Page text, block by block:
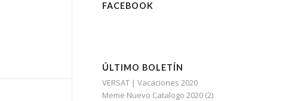
FACEBOOK
ÚLTIMO BOLETÍN
VERSAT | Vacaciones 2020
Meme Nuevo Catalogo 2020 (2)